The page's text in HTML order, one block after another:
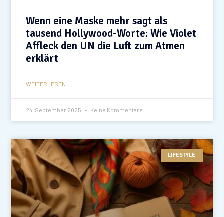
Wenn eine Maske mehr sagt als
tausend Hollywood-Worte: Wie Violet
Affleck den UN die Luft zum Atmen
erklärt
WEITERLESEN...
24. September 2025 Keine Kommentare
LIFESTYLE